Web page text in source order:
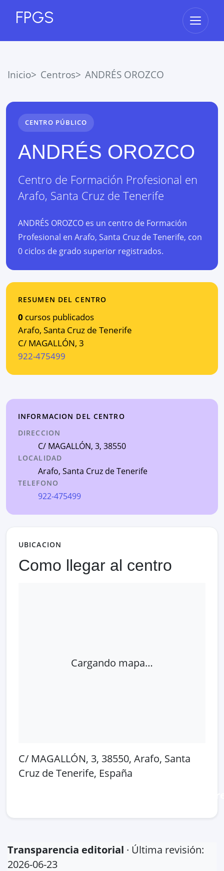
FPGS Abrir
Inicio Centros ANDRÉS OROZCO
CENTRO PÚBLICO
ANDRÉS OROZCO
Centro de Formación Profesional en
Arafo, Santa Cruz de Tenerife
ANDRÉS OROZCO es un centro de Formación
Profesional en Arafo, Santa Cruz de Tenerife, con
0 ciclos de grado superior registrados.
RESUMEN DEL CENTRO
0 cursos publicados
Arafo, Santa Cruz de Tenerife
C/ MAGALLÓN, 3
922-475499
INFORMACION DEL CENTRO
DIRECCION
C/ MAGALLÓN, 3, 38550
LOCALIDAD
Arafo, Santa Cruz de Tenerife
TELEFONO
922-475499
UBICACION
Como llegar al centro
Cargando mapa…
C/ MAGALLÓN, 3, 38550, Arafo, Santa
Cruz de Tenerife, España
Transparencia editorial · Última revisión:
2026-06-23